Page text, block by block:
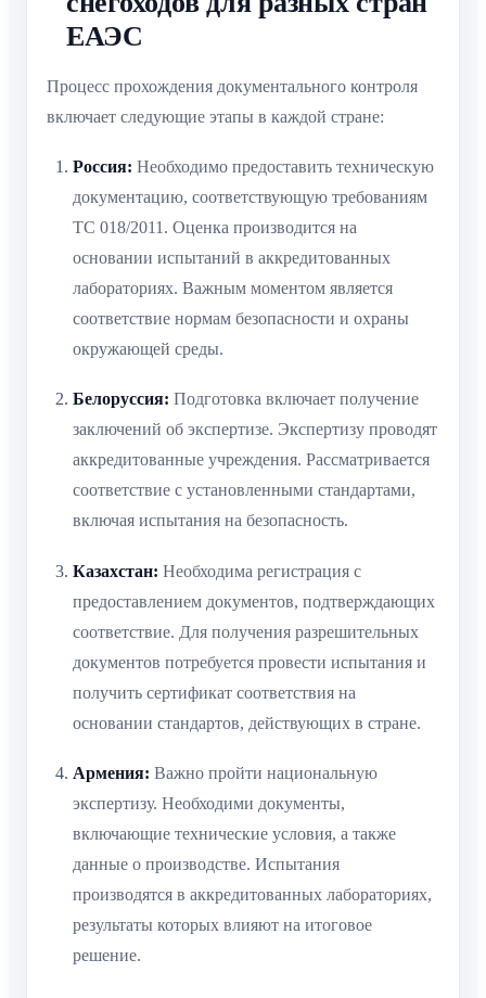
ЕАЭС
Процесс прохождения документального контроля
включает следующие этапы в каждой стране:
Россия: Необходимо предоставить техническую
документацию, соответствующую требованиям
ТС 018/2011. Оценка производится на
основании испытаний в аккредитованных
лабораториях. Важным моментом является
соответствие нормам безопасности и охраны
окружающей среды.
Белоруссия: Подготовка включает получение
заключений об экспертизе. Экспертизу проводят
аккредитованные учреждения. Рассматривается
соответствие с установленными стандартами,
включая испытания на безопасность.
Казахстан: Необходима регистрация с
предоставлением документов, подтверждающих
соответствие. Для получения разрешительных
документов потребуется провести испытания и
получить сертификат соответствия на
основании стандартов, действующих в стране.
Армения: Важно пройти национальную
экспертизу. Необходими документы,
включающие технические условия, а также
данные о производстве. Испытания
производятся в аккредитованных лабораториях,
результаты которых влияют на итоговое
решение.